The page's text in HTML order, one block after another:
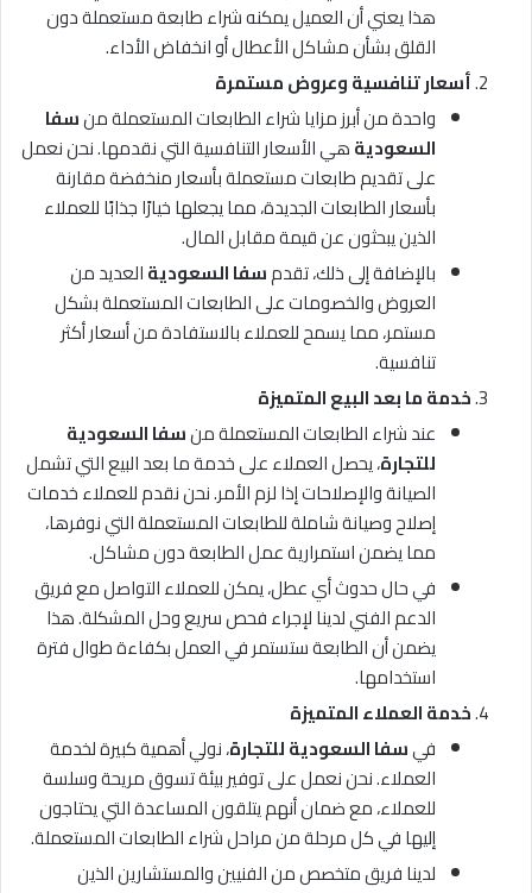
هذا يعني أن العميل يمكنه شراء طابعة مستعملة دون
القلق بشأن مشاكل الأعطال أو انخفاض الأداء.
أسعار تنافسية وعروض مستمرة
واحدة من أبرز مزايا شراء الطابعات المستعملة منسفا
السعوديةهي الأسعار التنافسية التي نقدمها. نحن نعمل
على تقديم طابعات مستعملة بأسعار منخفضة مقارنة
بأسعار الطابعات الجديدة، مما يجعلها خيارًا جذابًا للعملاء
الذين يبحثون عن قيمة مقابل المال.
بالإضافة إلى ذلك، تقدمسفا السعوديةالعديد من
العروض والخصومات على الطابعات المستعملة بشكل
مستمر، مما يسمح للعملاء بالاستفادة من أسعار أكثر
تنافسية.
خدمة ما بعد البيع المتميزة
عند شراء الطابعات المستعملة منسفا السعودية
للتجارة، يحصل العملاء على خدمة ما بعد البيع التي تشمل
الصيانة والإصلاحات إذا لزم الأمر. نحن نقدم للعملاء خدمات
إصلاح وصيانة شاملة للطابعات المستعملة التي نوفرها،
مما يضمن استمرارية عمل الطابعة دون مشاكل.
في حال حدوث أي عطل، يمكن للعملاء التواصل مع فريق
الدعم الفني لدينا لإجراء فحص سريع وحل المشكلة. هذا
يضمن أن الطابعة ستستمر في العمل بكفاءة طوال فترة
استخدامها.
خدمة العملاء المتميزة
فيسفا السعودية للتجارة، نولي أهمية كبيرة لخدمة
العملاء. نحن نعمل على توفير بيئة تسوق مريحة وسلسة
للعملاء، مع ضمان أنهم يتلقون المساعدة التي يحتاجون
إليها في كل مرحلة من مراحل شراء الطابعات المستعملة.
لدينا فريق متخصص من الفنيين والمستشارين الذين